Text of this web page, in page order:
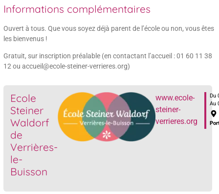
Ecole
Steiner
Waldorf
de
Verrières-
le-
Buisson
www.ecole-
steiner-
verrieres.org
Du
Au
Informations complémentaires
Ouvert à tous. Que vous soyez déjà parent de l’école ou non, vous êtes
les bienvenus !
Gratuit, sur inscription préalable (en contactant l’accueil : 01 60 11 38
12 ou accueil@ecole-steiner-verrieres.org)